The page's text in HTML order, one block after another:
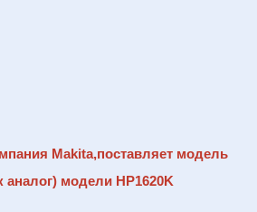
Makita,поставляет модель
аналог) модели HP1620K